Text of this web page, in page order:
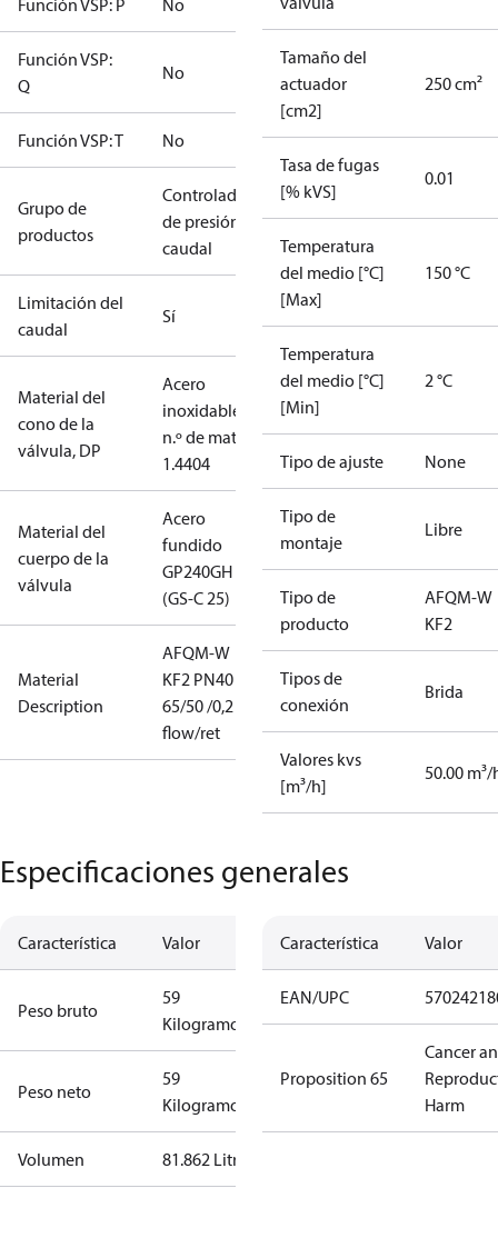
Función VSP: P No
Función VSP:
Q
No
Función VSP: T No
Grupo de
productos
Controladores
de presión y
caudal
Limitación del
caudal
Sí
Material del
cono de la
válvula, DP
Acero
inoxidable,
n.º de mat.
1.4404
Material del
cuerpo de la
válvula
Acero
fundido
GP240GH
(GS-C 25)
Material
Description
AFQM-W
KF2 PN40
65/50 /0,2 fla
flow/ret
Tamaño del
actuador
[cm2]
250 cm²
Tasa de fugas
[% kVS]
0.01
Temperatura
del medio [°C]
[Max]
150 °C
Temperatura
del medio [°C]
[Min]
2 °C
Tipo de ajuste None
Tipo de
montaje
Libre
Tipo de
producto
AFQM-W
KF2
Tipos de
conexión
Brida
Valores kvs
[m³/h]
50.00 m³/
Especificaciones generales
Característica Valor
Peso bruto
59
Kilogramo
Peso neto
59
Kilogramo
Volumen 81.862 Litro
Característica Valor
EAN/UPC
Proposition 65
Cancer
Harm